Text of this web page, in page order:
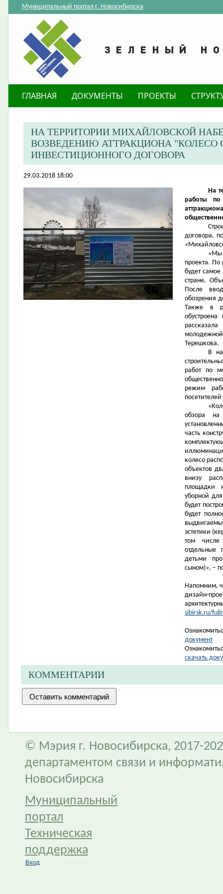
Муниципальный портал г. Новосибирска
ГЛАВНАЯ ДОКУМЕНТЫ ПРОЕКТЫ
НА ТЕРРИТОРИИ МИХАЙЛОВСКОЙ
ВОЗВЕДЕНИЮ АТТРАКЦИОНА "КОЛЕСО
ИНВЕСТИЦИОННОГО ДОГОВОРА
29.03.2018 18:00
На
работы по
договора,
«Мы
проекта. По
будет
стране.
После
обозрения
Также в
Терешкова.
В
работ по
режим
обзора
часть
колесо
объектов
внизу
площадки
уборной
будет
будет
эстетики
том числе
отдельные
детьми
сыном)», –
Напомним,
дизайн-
sibirsk.ru/
документ
скачать
КОММЕНТАРИИ
© Мэрия г. Новосибирска, 2017-
департаментом связи и
Новосибирска
Муниципальный
портал
Техническая
поддержка
Вход